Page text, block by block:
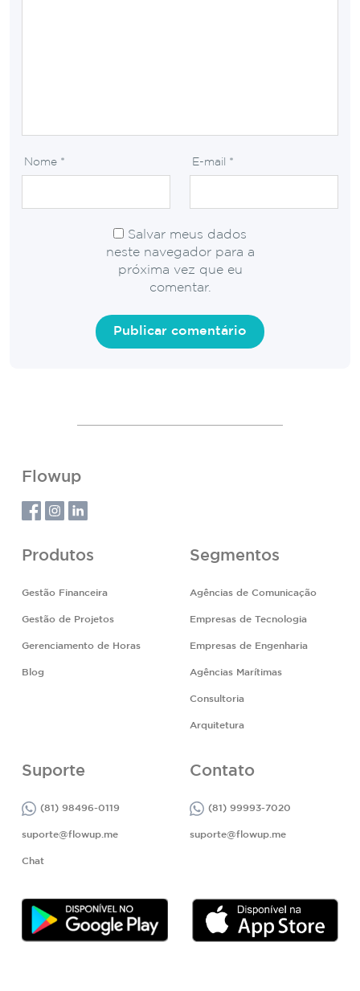
Nome * E-mail *
Salvar meus dados
neste navegador para a
próxima vez que eu
comentar.
Flowup
Produtos
Gestão Financeira
Gestão de Projetos
Gerenciamento de Horas
Blog
Segmentos
Agências de Comunicação
Empresas de Tecnologia
Empresas de Engenharia
Agências Marítimas
Consultoria
Arquitetura
Suporte
(81) 98496-0119
suporte@flowup.me
Chat
Contato
(81) 99993-7020
suporte@flowup.me